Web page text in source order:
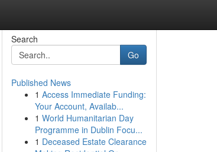
Search
Go
Published News
1 Access Immediate Funding:
Your Account, Availab...
1 World Humanitarian Day
Programme in Dublin Focu...
1 Deceased Estate Clearance